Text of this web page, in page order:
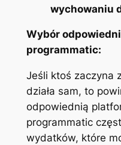
wychowaniu
Wybór
programmatic:
Jeśli ktoś zaczyna
działa sam, to
odpowiednią
programmatic
wydatków, które